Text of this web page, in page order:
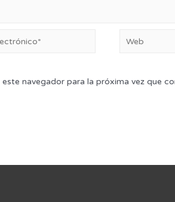
navegador para la próxima vez que